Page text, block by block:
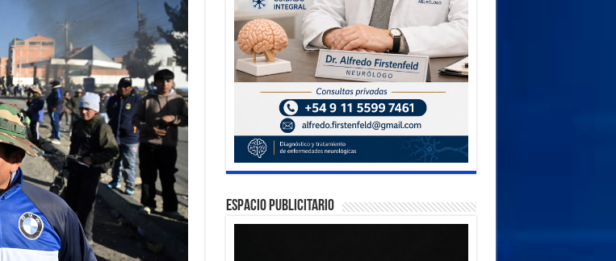
ESPACIO PUBLICITARIO